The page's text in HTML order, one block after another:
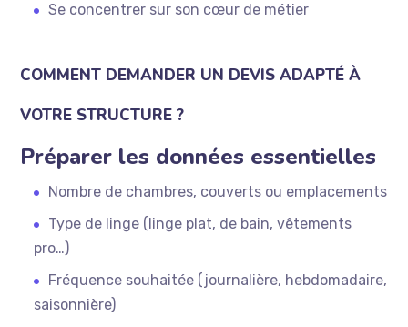
Se concentrer sur son cœur de métier
COMMENT DEMANDER UN DEVIS ADAPTÉ À
VOTRE STRUCTURE ?
Préparer les données essentielles
Nombre de chambres, couverts ou emplacements
Type de linge (linge plat, de bain, vêtements
pro…)
Fréquence souhaitée (journalière, hebdomadaire,
saisonnière)